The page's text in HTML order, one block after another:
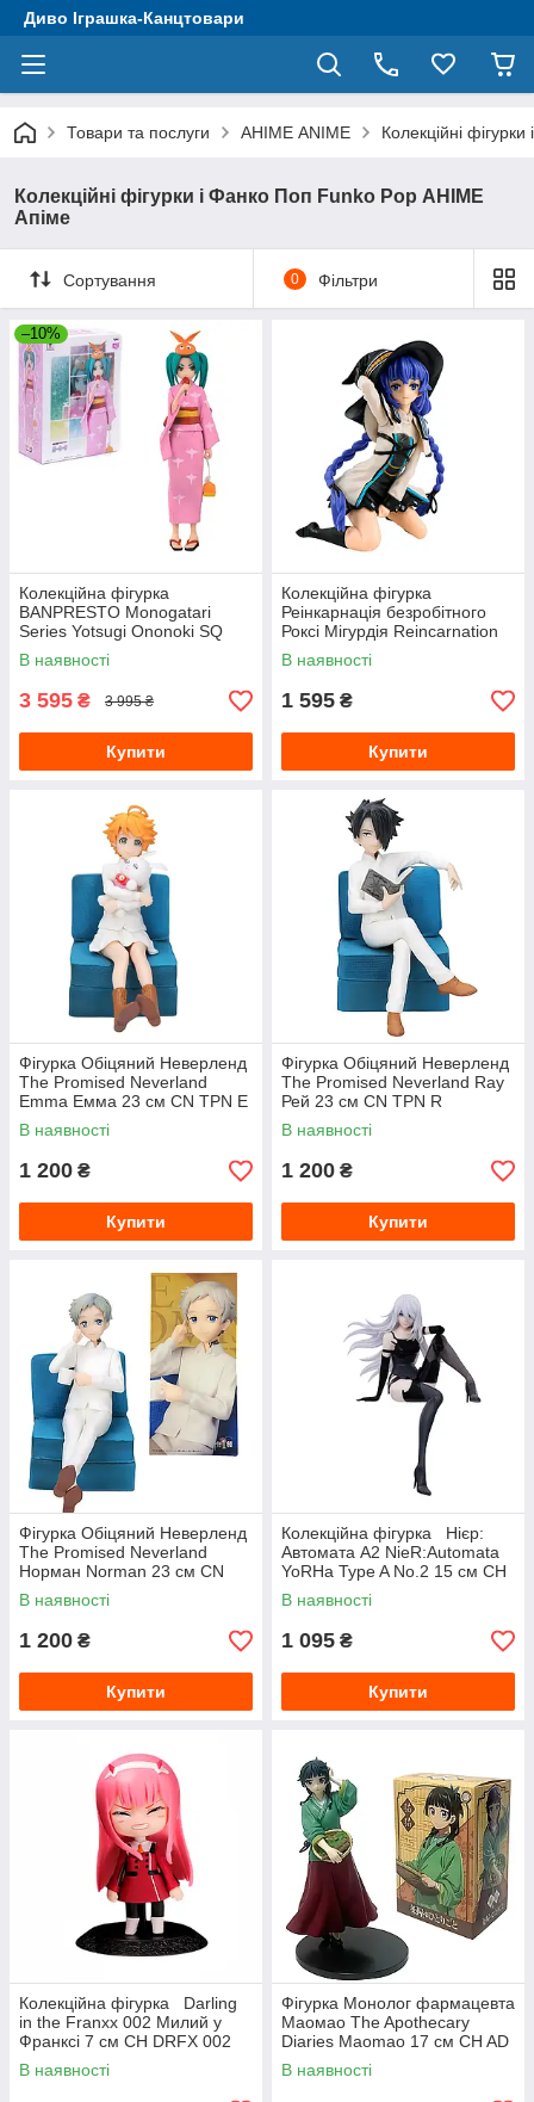
Диво Іграшка-Канцтовари
Товари та послуги АНІМЕ ANIME Колекційні
Колекційні фігурки і Фанко Поп Funko Pop АНІМЕ
Апіме
Сортування 0 Фільтри
–10%
Колекційна фігурка
BANPRESTO Monogatari
Series Yotsugi Ononoki SQ
Figure Історія монстрів
Йоцуги Ононоки WST M YO
В наявності
3 595 ₴ 3 995 ₴
Купити
Колекційна фігурка
Реінкарнація безробітного
Роксі Мігурдія Reincarnation
Roxy Migurdia 14 см CH RTU
RM 14
В наявності
1 595 ₴
Купити
Фігурка Обіцяний Неверленд
The Promised Neverland
Emma Емма 23 см CN TPN E
В наявності
1 200 ₴
Купити
Фігурка Обіцяний Неверленд
The Promised Neverland Ray
Рей 23 см CN TPN R
В наявності
1 200 ₴
Купити
Фігурка Обіцяний Неверленд
The Promised Neverland
Норман Norman 23 см CN
TPN N
В наявності
1 200 ₴
Купити
Колекційна фігурка Нієр:
Автомата A2 NieR:Automata
YoRHa Type A No.2 15 см CH
NA A2 15
В наявності
1 095 ₴
Купити
Колекційна фігурка Darling
in the Franxx 002 Милий у
Франксі 7 см CH DRFX 002
72
В наявності
Фігурка Монолог фармацевта
Маомао The Apothecary
Diaries Maomao 17 см CH AD
MM 17
В наявності